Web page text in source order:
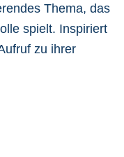
Thema, das
spielt. Inspiriert
zu ihrer